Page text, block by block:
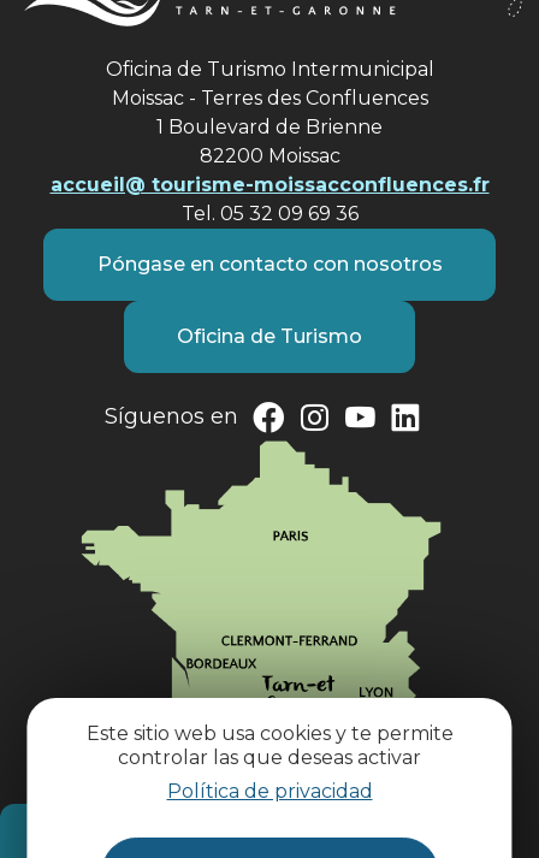
Este sitio web usa cookies y te permite
controlar las que deseas activar
Política de privacidad
Oficina de Turismo Intermunicipal
Moissac - Terres des Confluences
1 Boulevard de Brienne
82200 Moissac
accueil@ tourisme-moissacconfluences.fr
Tel. 05 32 09 69 36
Póngase en contacto con nosotros
Oficina de Turismo
Síguenos en
¿Cómo llegar?